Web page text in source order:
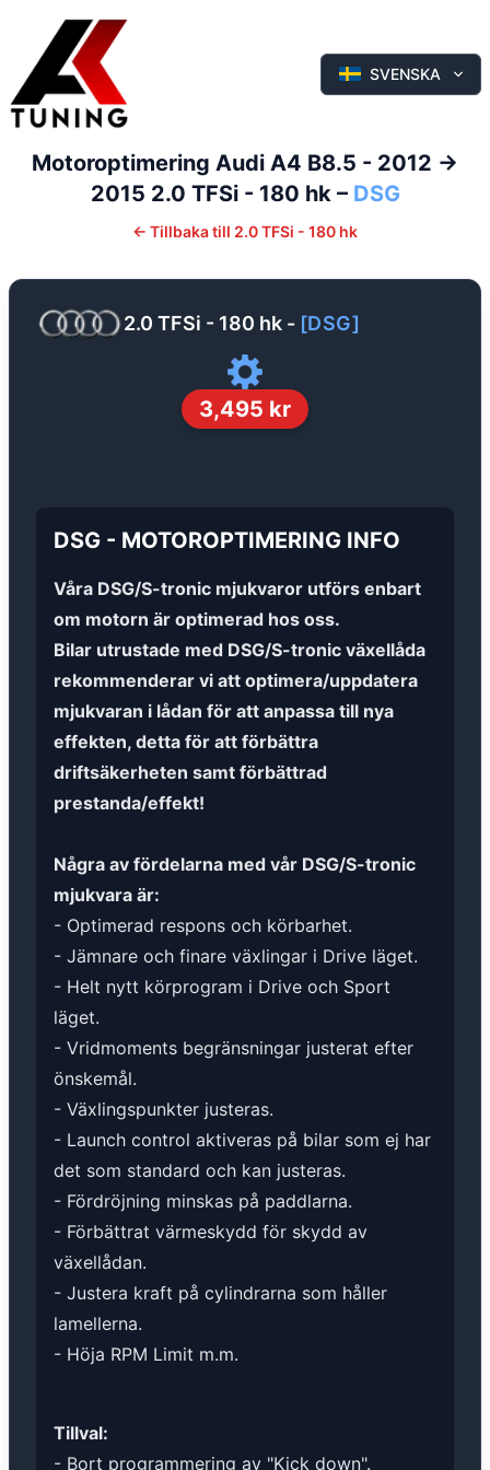
SVENSKA
Motoroptimering Audi A4 B8.5 - 2012 ->
2015 2.0 TFSi - 180 hk– DSG
← Tillbaka till 2.0 TFSi - 180 hk
2.0 TFSi - 180 hk - [DSG]
3,495 kr
DSG - MOTOROPTIMERING INFO
Våra DSG/S-tronic mjukvaror utförs enbart
om motorn är optimerad hos oss.
Bilar utrustade med DSG/S-tronic växellåda
rekommenderar vi att optimera/uppdatera
mjukvaran i lådan för att anpassa till nya
effekten, detta för att förbättra
driftsäkerheten samt förbättrad
prestanda/effekt!
Några av fördelarna med vår DSG/S-tronic
mjukvara är:
- Optimerad respons och körbarhet.
- Jämnare och finare växlingar i Drive läget.
- Helt nytt körprogram i Drive och Sport
läget.
- Vridmoments begränsningar justerat efter
önskemål.
- Växlingspunkter justeras.
- Launch control aktiveras på bilar som ej har
det som standard och kan justeras.
- Fördröjning minskas på paddlarna.
- Förbättrat värmeskydd för skydd av
växellådan.
- Justera kraft på cylindrarna som håller
lamellerna.
- Höja RPM Limit m.m.
Tillval:
- Bort programmering av "Kick down".